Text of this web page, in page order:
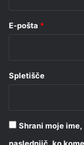
E-pošta *
Spletišče
Shrani moje